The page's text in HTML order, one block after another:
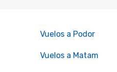
Vuelos a Podor
Vuelos a Matam